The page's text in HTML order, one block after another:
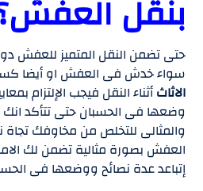
بنقل
حتى تضمن النقل المتميز
سواء خدش فى العفش او أيضا
الاثاثأثناء النقل فيجب الإلتزام
وضعها فى الحسبان حتى تتأكد
والمثالى للتخلص من مخاوفك
العفش بصورة مثالية تضمن لك
إتباعد عدة نصائح ووضعها فى